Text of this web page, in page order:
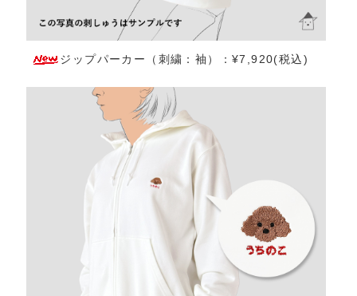
ジップパーカー（刺繍：袖）：¥7,920(税込)